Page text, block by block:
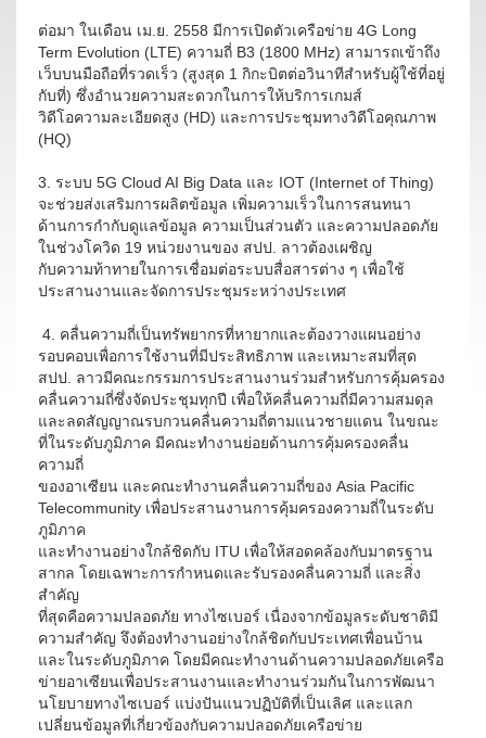
ต่อมา ในเดือน เม.ย. 2558 มีการเปิดตัวเครือข่าย 4G Long
Term Evolution (LTE) ความถี่ B3 (1800 MHz) สามารถเข้าถึง
เว็บบนมือถือที่รวดเร็ว (สูงสุด 1 กิกะบิตต่อวินาทีสำหรับผู้ใช้ที่อยู่
กับที่) ซึ่งอำนวยความสะดวกในการให้บริการเกมส์
วิดีโอความละเอียดสูง (HD) และการประชุมทางวิดีโอคุณภาพ
(HQ)
3. ระบบ 5G Cloud AI Big Data และ IOT (Internet of Thing)
จะช่วยส่งเสริมการผลิตข้อมูล เพิ่มความเร็วในการสนทนา
ด้านการกำกับดูแลข้อมูล ความเป็นส่วนตัว และความปลอดภัย
ในช่วงโควิด 19 หน่วยงานของ สปป. ลาวต้องเผชิญ
กับความท้าทายในการเชื่อมต่อระบบสื่อสารต่าง ๆ เพื่อใช้
ประสานงานและจัดการประชุมระหว่างประเทศ
4. คลื่นความถี่เป็นทรัพยากรที่หายากและต้องวางแผนอย่าง
รอบคอบเพื่อการใช้งานที่มีประสิทธิภาพ และเหมาะสมที่สุด
สปป. ลาวมีคณะกรรมการประสานงานร่วมสำหรับการคุ้มครอง
คลื่นความถี่ซึ่งจัดประชุมทุกปี เพื่อให้คลื่นความถี่มีความสมดุล
และลดสัญญาณรบกวนคลื่นความถี่ตามแนวชายแดน ในขณะ
ที่ในระดับภูมิภาค มีคณะทำงานย่อยด้านการคุ้มครองคลื่น
ความถี่
ของอาเซียน และคณะทำงานคลื่นความถี่ของ Asia Pacific
Telecommunity เพื่อประสานงานการคุ้มครองความถี่ในระดับ
ภูมิภาค
และทำงานอย่างใกล้ชิดกับ ITU เพื่อให้สอดคล้องกับมาตรฐาน
สากล โดยเฉพาะการกำหนดและรับรองคลื่นความถี่ และสิ่ง
สำคัญ
ที่สุดคือความปลอดภัย ทางไซเบอร์ เนื่องจากข้อมูลระดับชาติมี
ความสำคัญ จึงต้องทำงานอย่างใกล้ชิดกับประเทศเพื่อนบ้าน
และในระดับภูมิภาค โดยมีคณะทำงานด้านความปลอดภัยเครือ
ข่ายอาเซียนเพื่อประสานงานและทำงานร่วมกันในการพัฒนา
นโยบายทางไซเบอร์ แบ่งปันแนวปฏิบัติที่เป็นเลิศ และแลก
เปลี่ยนข้อมูลที่เกี่ยวข้องกับความปลอดภัยเครือข่าย